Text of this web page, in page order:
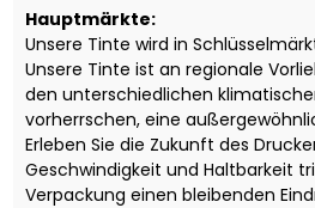
Hauptmärkte:
Unsere Tinte wird in
Unsere Tinte ist an regionale
den unterschiedlichen
vorherrschen, eine
Erleben Sie die Zukunft des
Geschwindigkeit und Haltbarkeit
Verpackung einen bleibenden